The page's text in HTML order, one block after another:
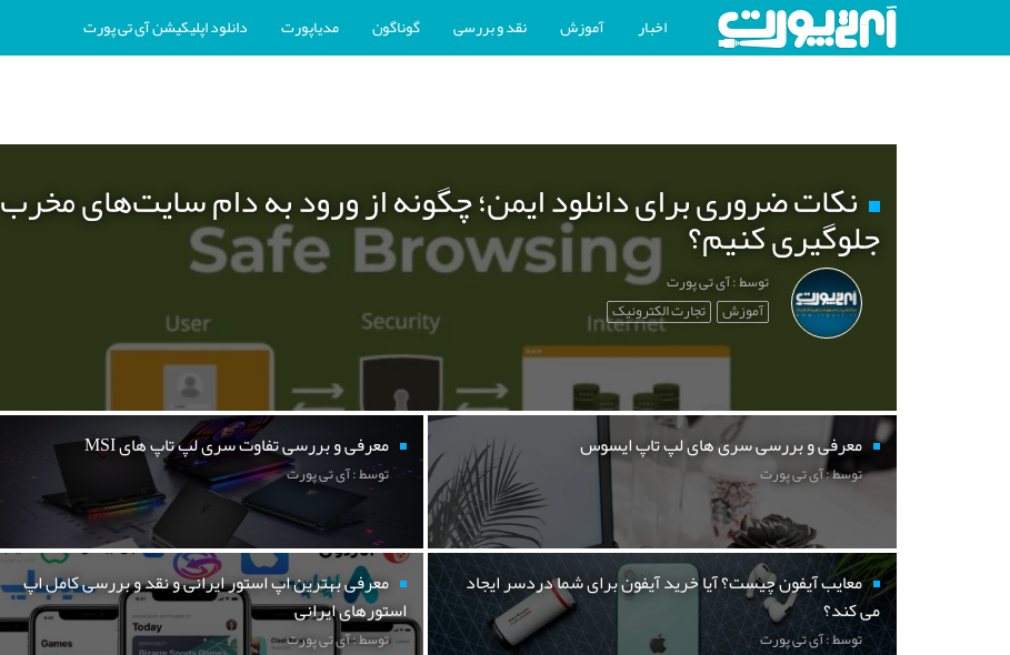
اخبار آموزش نقد و بررسی گوناگون مدیاپورت دانلود اپلیکیشن آی تی پورت
نکات ضروری برای دانلود ایمن؛ چگونه از ورود به دام سایت‌های مخرب
جلوگیری کنیم؟
توسط : آی تی پورت
آموزش تجارت الکترونیک
معرفی و بررسی سری های لپ تاپ ایسوس
توسط : آی تی پورت
معرفی و بررسی تفاوت سری لپ تاپ های MSI
توسط : آی تی پورت
معایب آیفون چیست؟ آیا خرید آیفون برای شما دردسر ایجاد
می کند؟
توسط : آی تی پورت
معرفی بهترین اپ استور ایرانی و نقد و بررسی کامل اپ
استورهای ایرانی
توسط : آی تی پورت